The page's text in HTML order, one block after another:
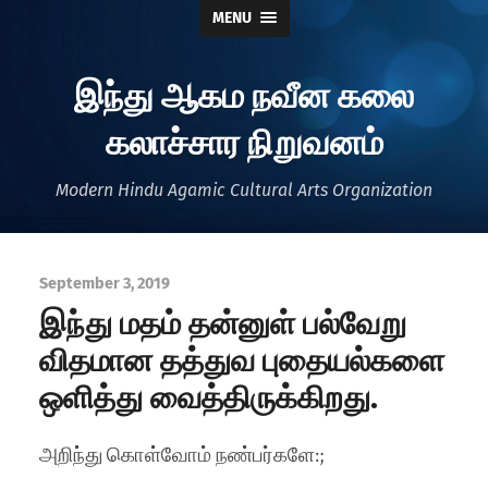
MENU
இந்து ஆகம நவீன கலை
கலாச்சார நிறுவனம்
Modern Hindu Agamic Cultural Arts Organization
September 3, 2019
இந்து மதம் தன்னுள் பல்வேறு
விதமான தத்துவ புதையல்களை
ஒளித்து வைத்திருக்கிறது.
அறிந்து கொள்வோம் நண்பர்களே:;